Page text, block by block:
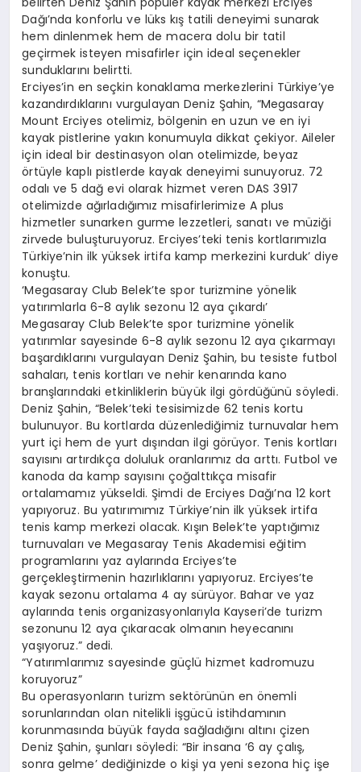
Dağı’nda konforlu ve lüks kış tatili deneyimi sunarak
hem dinlenmek hem de macera dolu bir tatil
geçirmek isteyen misafirler için ideal seçenekler
sunduklarını belirtti.
Erciyes’in en seçkin konaklama merkezlerini Türkiye’ye
kazandırdıklarını vurgulayan Deniz Şahin, “Megasaray
Mount Erciyes otelimiz, bölgenin en uzun ve en iyi
kayak pistlerine yakın konumuyla dikkat çekiyor. Aileler
için ideal bir destinasyon olan otelimizde, beyaz
örtüyle kaplı pistlerde kayak deneyimi sunuyoruz. 72
odalı ve 5 dağ evi olarak hizmet veren DAS 3917
otelimizde ağırladığımız misafirlerimize A plus
hizmetler sunarken gurme lezzetleri, sanatı ve müziği
zirvede buluşturuyoruz. Erciyes’teki tenis kortlarımızla
Türkiye’nin ilk yüksek irtifa kamp merkezini kurduk’ diye
konuştu.
‘Megasaray Club Belek’te spor turizmine yönelik
yatırımlarla 6-8 aylık sezonu 12 aya çıkardı’
Megasaray Club Belek’te spor turizmine yönelik
yatırımlar sayesinde 6-8 aylık sezonu 12 aya çıkarmayı
başardıklarını vurgulayan Deniz Şahin, bu tesiste futbol
sahaları, tenis kortları ve nehir kenarında kano
branşlarındaki etkinliklerin büyük ilgi gördüğünü söyledi.
Deniz Şahin, “Belek’teki tesisimizde 62 tenis kortu
bulunuyor. Bu kortlarda düzenlediğimiz turnuvalar hem
yurt içi hem de yurt dışından ilgi görüyor. Tenis kortları
sayısını artırdıkça doluluk oranlarımız da arttı. Futbol ve
kanoda da kamp sayısını çoğalttıkça misafir
ortalamamız yükseldi. Şimdi de Erciyes Dağı’na 12 kort
yapıyoruz. Bu yatırımımız Türkiye’nin ilk yüksek irtifa
tenis kamp merkezi olacak. Kışın Belek’te yaptığımız
turnuvaları ve Megasaray Tenis Akademisi eğitim
programlarını yaz aylarında Erciyes’te
gerçekleştirmenin hazırlıklarını yapıyoruz. Erciyes’te
kayak sezonu ortalama 4 ay sürüyor. Bahar ve yaz
aylarında tenis organizasyonlarıyla Kayseri’de turizm
sezonunu 12 aya çıkaracak olmanın heyecanını
yaşıyoruz.” dedi.
“Yatırımlarımız sayesinde güçlü hizmet kadromuzu
koruyoruz”
Bu operasyonların turizm sektörünün en önemli
sorunlarından olan nitelikli işgücü istihdamının
korunmasında büyük fayda sağladığını altını çizen
Deniz Şahin, şunları söyledi: “Bir insana ‘6 ay çalış,
sonra gelme’ dediğinizde o kişi ya yeni sezona hiç işe